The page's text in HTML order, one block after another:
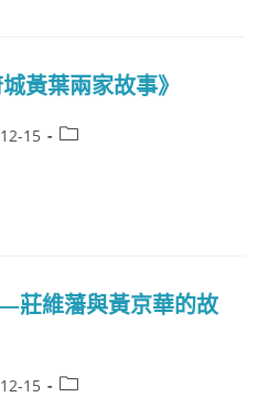
黃葉兩家故事》
15
莊維藩與黃京華的故
15